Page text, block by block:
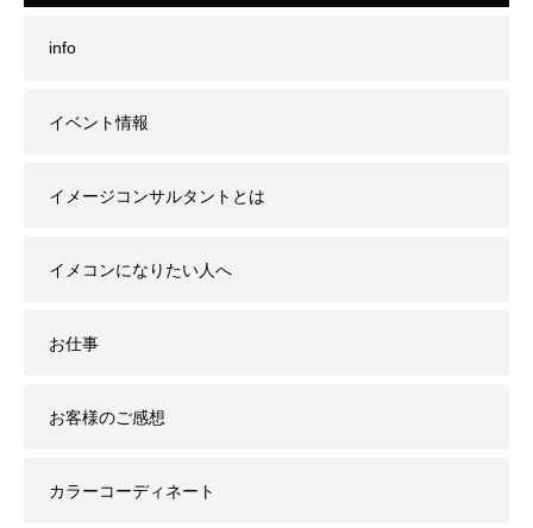
info
イベント情報
イメージコンサルタントとは
イメコンになりたい人へ
お仕事
お客様のご感想
カラーコーディネート